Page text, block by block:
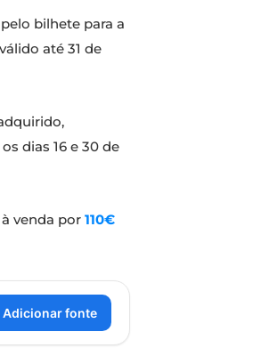
bilhete para a
até 31 de
dias 16 e 30 de
venda por 110€
Adicionar fonte